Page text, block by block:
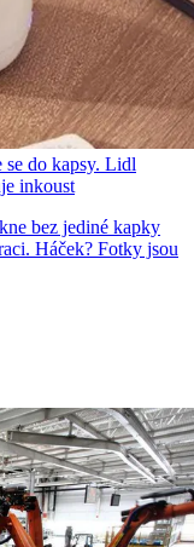
do kapsy. Lidl
inkoust
bez jediné kapky
Háček? Fotky jsou